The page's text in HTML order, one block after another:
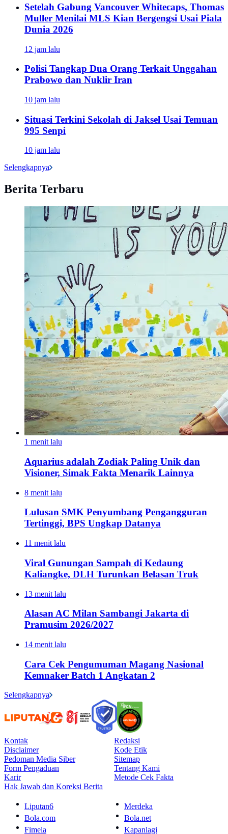
Setelah Gabung Vancouver Whitecaps, Thomas
Muller Menilai MLS Kian Bergengsi Usai Piala
Dunia 2026
12 jam lalu
Polisi Tangkap Dua Orang Terkait Unggahan
Prabowo dan Nuklir Iran
10 jam lalu
Situasi Terkini Sekolah di Jaksel Usai Temuan
995 Senpi
10 jam lalu
Selengkapnya
Berita Terbaru
1 menit lalu
Aquarius adalah Zodiak Paling Unik dan
Visioner, Simak Fakta Menarik Lainnya
8 menit lalu
Lulusan SMK Penyumbang Pengangguran
Tertinggi, BPS Ungkap Datanya
11 menit lalu
Viral Gunungan Sampah di Kedaung
Kaliangke, DLH Turunkan Belasan Truk
13 menit lalu
Alasan AC Milan Sambangi Jakarta di
Pramusim 2026/2027
14 menit lalu
Cara Cek Pengumuman Magang Nasional
Kemnaker Batch 1 Angkatan 2
Selengkapnya
Kontak
Redaksi
Disclaimer
Kode Etik
Pedoman Media Siber
Sitemap
Form Pengaduan
Tentang Kami
Karir
Metode Cek Fakta
Hak Jawab dan Koreksi Berita
Liputan6
Merdeka
Bola.com
Bola.net
Fimela
Kapanlagi